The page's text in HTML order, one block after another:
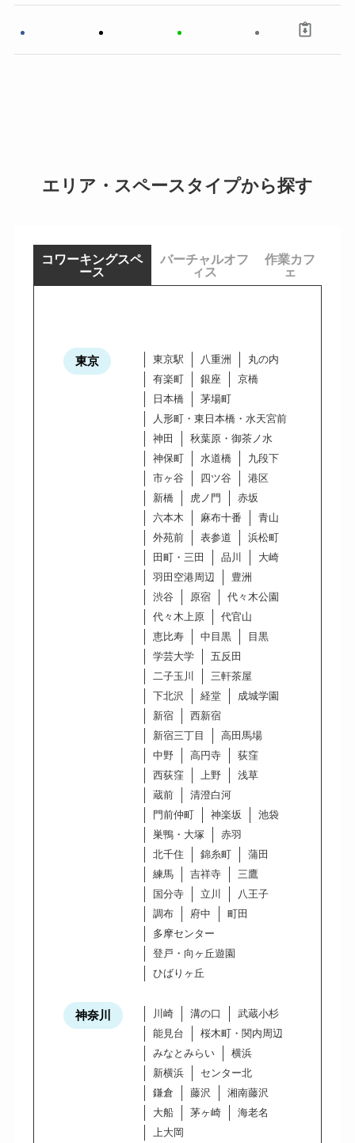
エリア・スペースタイプから探す
コワーキングスペ
ース
バーチャルオフ
ィス
作業カフ
ェ
東京 東京駅 八重洲
丸の内
有楽町
銀座
京橋
日本橋
茅場町
人形町・東日本橋・水天宮前
神田
秋葉原・御茶ノ水
神保町
水道橋
九段下
市ヶ谷
四ツ谷
港区
新橋
虎ノ門
赤坂
六本木
麻布十番
青山
外苑前
表参道
浜松町
田町・三田
品川
大崎
羽田空港周辺
豊洲
渋谷
原宿
代々木公園
代々木上原
代官山
恵比寿
中目黒
目黒
学芸大学
五反田
二子玉川
三軒茶屋
下北沢
経堂
成城学園
新宿
西新宿
新宿三丁目
高田馬場
中野
高円寺
荻窪
西荻窪
上野
浅草
蔵前
清澄白河
門前仲町
神楽坂
池袋
巣鴨・大塚
赤羽
北千住
錦糸町
蒲田
練馬
吉祥寺
三鷹
国分寺
立川
八王子
調布
府中
町田
多摩センター
登戸・向ヶ丘遊園
ひばりヶ丘
神奈川 川崎 溝の口
武蔵小杉
能見台
桜木町・関内周辺
みなとみらい
横浜
新横浜
センター北
鎌倉
藤沢
湘南藤沢
大船
茅ヶ崎
海老名
上大岡